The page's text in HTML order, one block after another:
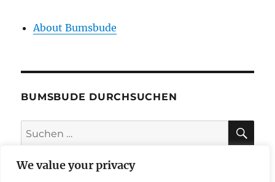
We value your privacy
About Bumsbude
BUMSBUDE DURCHSUCHEN
Suche
nach: